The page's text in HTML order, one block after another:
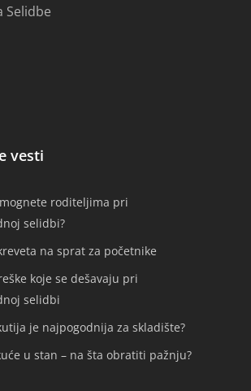
Selidbe
vesti
roditeljima pri
selidbi?
na sprat za početnike
koje se dešavaju pri
selidbi
je najpogodnija za skladište?
u stan – na šta obratiti pažnju?